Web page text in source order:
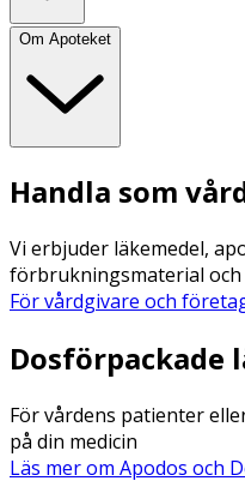
Om Apoteket
Handla som
Vi erbjuder läkemedel,
förbrukningsmaterial
För vårdgivare och
Dosförpackade
För vårdens patienter
på din medicin
Läs mer om Apodos och